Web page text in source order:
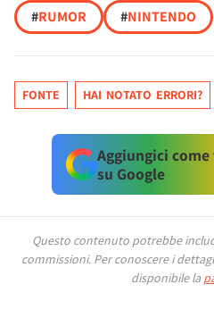
#RUMOR #NINTENDO
FONTE HAI NOTATO ERRORI?
Aggiungici
su Google
Questo contenuto potrebbe
commissioni. Per conoscere i
disponibile la